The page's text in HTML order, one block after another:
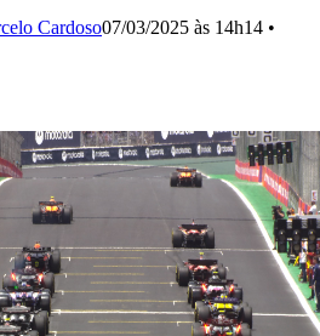
Cardoso07/03/2025 às 14h14 •